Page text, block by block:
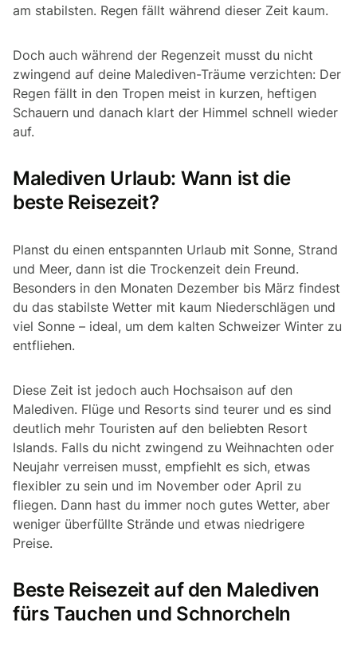
am stabilsten. Regen fällt während dieser Zeit kaum.
Doch auch während der Regenzeit musst du nicht
zwingend auf deine Malediven-Träume verzichten: Der
Regen fällt in den Tropen meist in kurzen, heftigen
Schauern und danach klart der Himmel schnell wieder
auf.
Malediven Urlaub: Wann ist die
beste Reisezeit?
Planst du einen entspannten Urlaub mit Sonne, Strand
und Meer, dann ist die Trockenzeit dein Freund.
Besonders in den Monaten Dezember bis März findest
du das stabilste Wetter mit kaum Niederschlägen und
viel Sonne – ideal, um dem kalten Schweizer Winter zu
entfliehen.
Diese Zeit ist jedoch auch Hochsaison auf den
Malediven. Flüge und Resorts sind teurer und es sind
deutlich mehr Touristen auf den beliebten Resort
Islands. Falls du nicht zwingend zu Weihnachten oder
Neujahr verreisen musst, empfiehlt es sich, etwas
flexibler zu sein und im November oder April zu
fliegen. Dann hast du immer noch gutes Wetter, aber
weniger überfüllte Strände und etwas niedrigere
Preise.
Beste Reisezeit auf den Malediven
fürs Tauchen und Schnorcheln